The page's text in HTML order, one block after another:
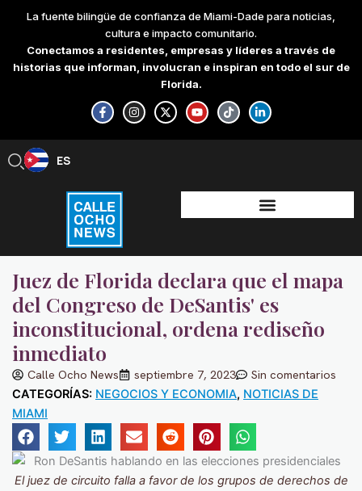
content
La fuente bilingüe de confianza de Miami-Dade para noticias,
cultura e impacto comunitario.
Conectamos a residentes, empresas y líderes a través de
historias que informan, involucran e inspiran en todo el sur de
Florida.
F
a
c
e
-
f
I
n
s
t
X
-
t
w
Y
o
u
t
T
i
k
t
L
i
n
k
-
i
n
ES
EN
Juez de Florida declara que el mapa
del Congreso de DeSantis' es
inconstitucional, ordena rediseño
inmediato
Calle Ocho News septiembre 7, 2023 Sin comentarios
CATEGORÍAS: NEGOCIOS Y ECONOMIA, NOTICIAS DE
MIAMI
El juez de circuito falla a favor de los grupos de derechos de